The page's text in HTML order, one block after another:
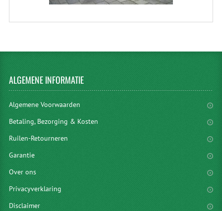
ALGEMENEINFORMATIE
Algemene Voorwaarden
Betaling, Bezorging & Kosten
Ruilen-Retourneren
Garantie
Over ons
Privacyverklaring
Disclaimer